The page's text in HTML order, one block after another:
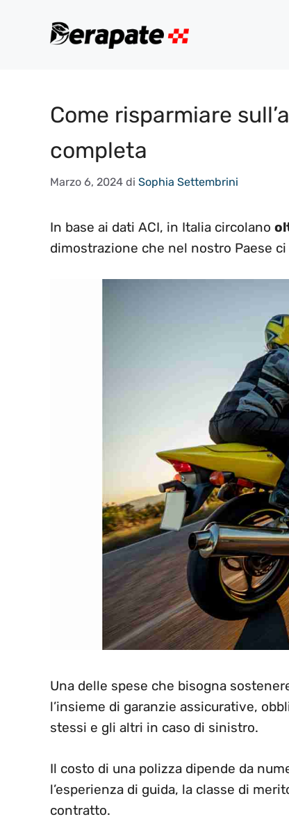
Come risparmiare
completa
Marzo 6, 2024 di Sophia Settembrini
In base ai dati ACI, in Italia circolano
dimostrazione che nel nostro Paese
Una delle spese che bisogna
l’insieme di garanzie assicurative,
stessi e gli altri in caso di sinistro.
Il costo di una polizza dipende da
l’esperienza di guida, la classe di
contratto.